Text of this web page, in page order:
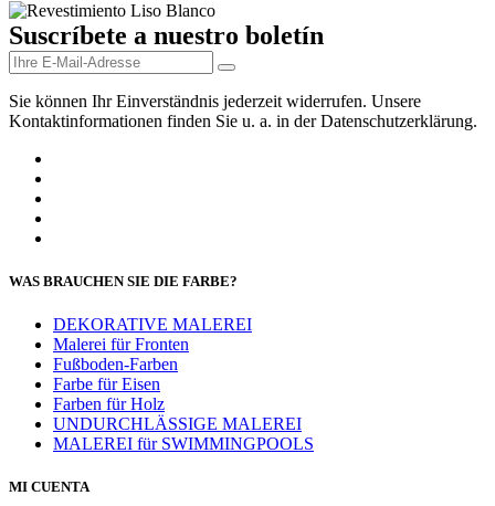
Suscríbete a nuestro boletín
Sie können Ihr Einverständnis jederzeit widerrufen. Unsere
Kontaktinformationen finden Sie u. a. in der Datenschutzerklärung.
WAS BRAUCHEN SIE DIE FARBE?
DEKORATIVE MALEREI
Malerei für Fronten
Fußboden-Farben
Farbe für Eisen
Farben für Holz
UNDURCHLÄSSIGE MALEREI
MALEREI für SWIMMINGPOOLS
MI CUENTA